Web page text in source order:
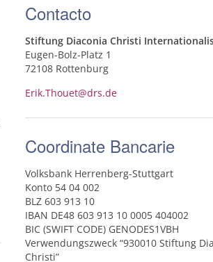
Contacto
Stiftung Diaconia Christi
Eugen-Bolz-Platz 1
72108 Rottenburg
Erik.Thouet@drs.de
Coordinate Bancarie
Volksbank Herrenberg-Stuttgart
Konto 54 04 002
BLZ 603 913 10
IBAN DE48 603 913 10 0005 404002
BIC (SWIFT CODE) GENODES1VBH
Verwendungszweck “930010 Stiftung
Christi”